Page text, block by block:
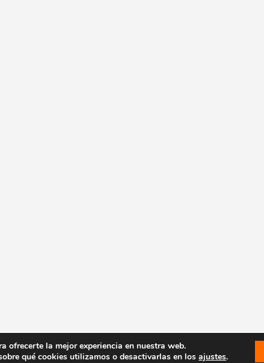
ofrecerte la mejor experiencia en nuestra web.
qué cookies utilizamos o desactivarlas en losajustes.